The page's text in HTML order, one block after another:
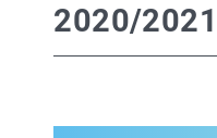
2020/2021